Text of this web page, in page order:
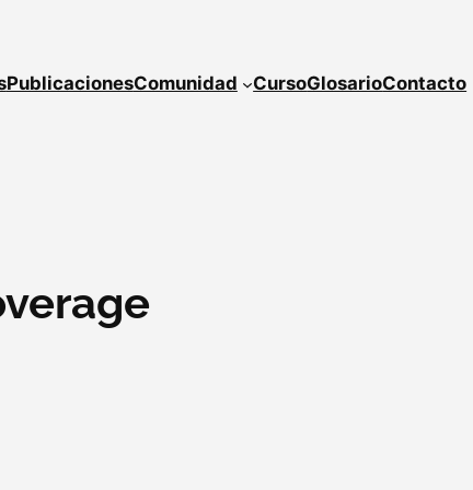
PublicacionesComunidad CursoGlosarioContacto